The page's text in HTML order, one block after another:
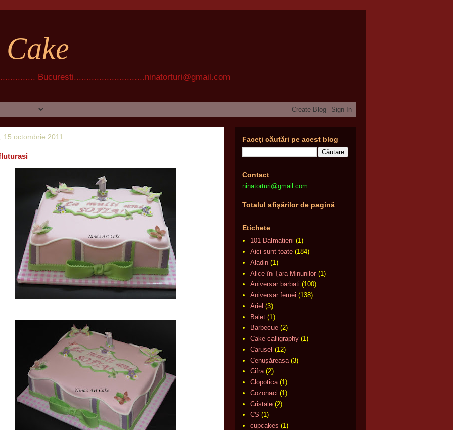
Bucuresti............................ninatorturi@gmail.com
15 octombrie 2011 Faceţi căutări pe acest blog
Contact
ninatorturi@gmail.com
Totalul afişărilor de pagină
Etichete
101 Dalmatieni (1)
Aici sunt toate (184)
Aladin (1)
Alice în Ţara Minunilor (1)
Aniversar barbati (100)
Aniversar femei (138)
Ariel (3)
Balet (1)
Barbecue (2)
Cake calligraphy (1)
Carusel (12)
Cenușăreasa (3)
Cifra (2)
Clopotica (1)
Cozonaci (1)
Cristale (2)
CS (1)
cupcakes (1)